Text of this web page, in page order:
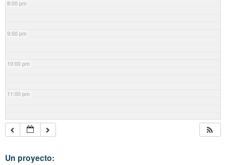
8:00 pm
9:00 pm
10:00 pm
11:00 pm
Un proyecto: